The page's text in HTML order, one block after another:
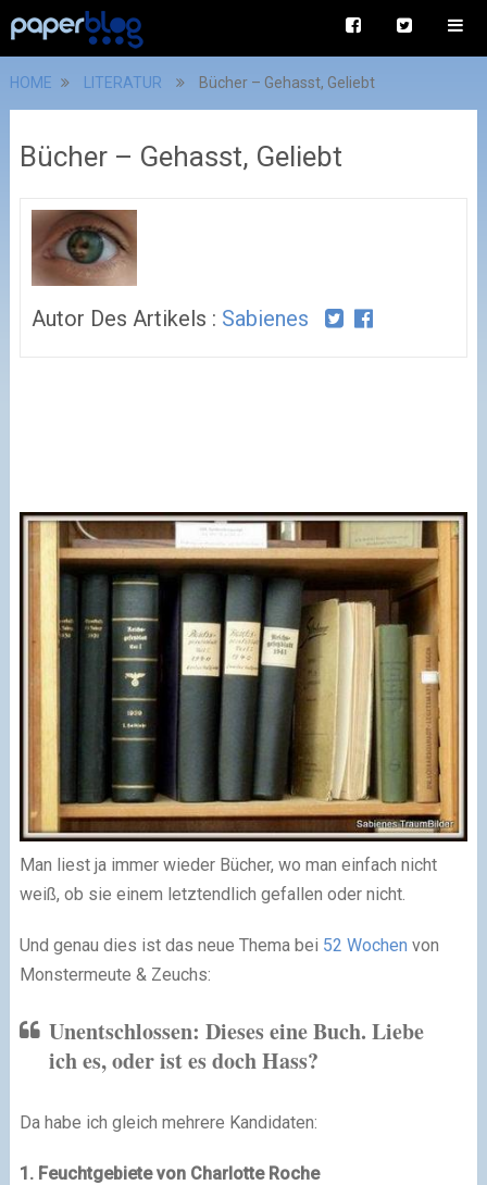
HOME LITERATUR Bücher – Gehasst, Geliebt
Bücher – Gehasst, Geliebt
Autor Des Artikels : Sabienes
Man liest ja immer wieder Bücher, wo man einfach nicht
weiß, ob sie einem letztendlich gefallen oder nicht.
Und genau dies ist das neue Thema bei 52 Wochen von
Monstermeute & Zeuchs:
Unentschlossen: Dieses eine Buch. Liebe
ich es, oder ist es doch Hass?
Da habe ich gleich mehrere Kandidaten:
1. Feuchtgebiete von Charlotte Roche